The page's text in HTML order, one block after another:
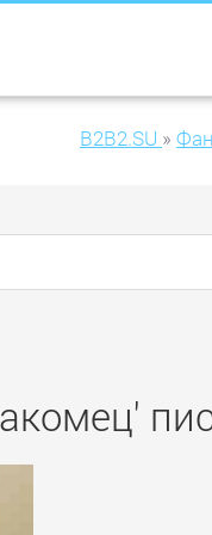
B2B2.SU »